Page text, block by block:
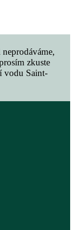
zkuste
vodu Saint-